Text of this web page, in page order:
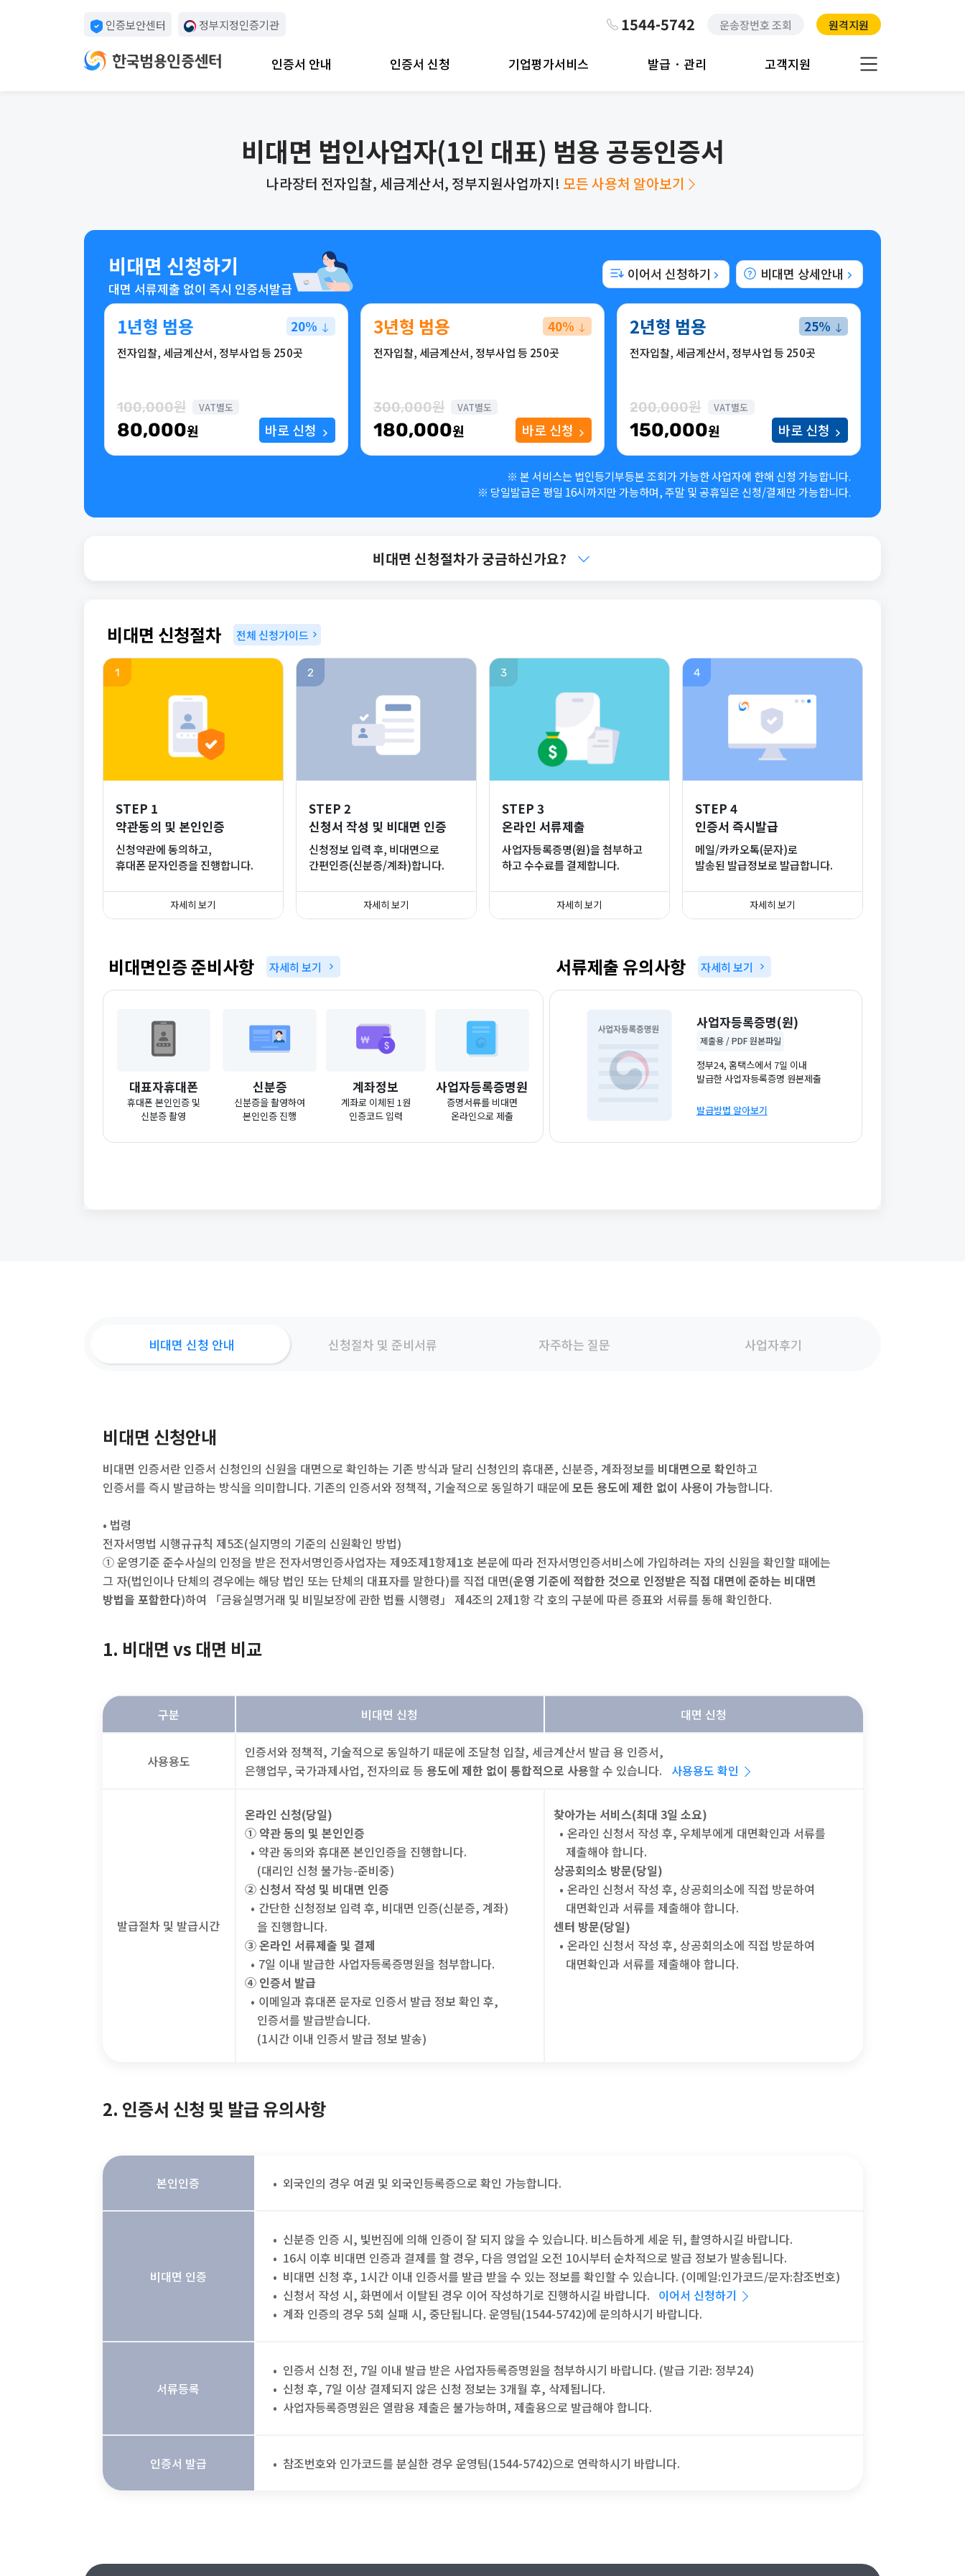
인증보안센터 정부지정인증기관 1544-5742 운송장번호 조회 원격지원
인증서 안내 인증서 신청 기업평가서비스 발급 · 관리 고객지원
비대면 법인사업자(1인 대표) 범용 공동인증서
나라장터 전자입찰, 세금계산서, 정부지원사업까지! 모든 사용처 알아보기
비대면 신청하기
대면 서류제출 없이 즉시 인증서발급
이어서 신청하기 비대면 상세안내
1년형 범용 20%
전자입찰, 세금계산서, 정부사업 등 250곳
100,000원 VAT별도
80,000원 바로 신청
3년형 범용 40%
전자입찰, 세금계산서, 정부사업 등 250곳
300,000원 VAT별도
180,000원 바로 신청
2년형 범용 25%
전자입찰, 세금계산서, 정부사업 등 250곳
200,000원 VAT별도
150,000원 바로 신청
※ 본 서비스는 법인등기부등본 조회가 가능한 사업자에 한해 신청 가능합니다.
※ 당일발급은 평일 16시까지만 가능하며,주말 및 공휴일은 신청/결제만 가능합니다.
비대면 신청절차가 궁금하신가요?
비대면 신청절차 전체 신청가이드
1
STEP 1
약관동의 및 본인인증
신청약관에 동의하고,
휴대폰 문자인증을 진행합니다.
자세히 보기
2
STEP 2
신청서 작성 및 비대면 인증
신청정보 입력 후, 비대면으로
간편인증(신분증/계좌)합니다.
자세히 보기
3
STEP 3
온라인 서류제출
사업자등록증명(원)을 첨부하고
하고 수수료를 결제합니다.
자세히 보기
4
STEP 4
인증서 즉시발급
메일/카카오톡(문자)로
발송된 발급정보로 발급합니다.
자세히 보기
비대면인증 준비사항 자세히 보기
대표자휴대폰
휴대폰 본인인증 및
신분증 촬영
신분증
신분증을 촬영하여
본인인증 진행
계좌정보
계좌로 이체된 1원
인증코드 입력
사업자등록증명원
증명서류를 비대면
온라인으로 제출
서류제출 유의사항 자세히 보기
사업자등록증명(원)
제출용 / PDF 원본파일
정부24, 홈택스에서 7일 이내
발급한 사업자등록증명 원본제출
발급방법 알아보기
비대면 신청 안내 신청절차 및 준비서류 자주하는 질문 사업자후기
비대면 신청안내
비대면 인증서란 인증서 신청인의 신원을 대면으로 확인하는 기존 방식과 달리 신청인의 휴대폰, 신분증, 계좌정보를 비대면으로 확인하고
인증서를 즉시 발급하는 방식을 의미합니다. 기존의 인증서와 정책적, 기술적으로 동일하기 때문에 모든 용도에 제한 없이 사용이 가능합니다.
• 법령
전자서명법 시행규규칙 제5조(실지명의 기준의 신원확인 방법)
① 운영기준 준수사실의 인정을 받은 전자서명인증사업자는 제9조제1항제1호 본문에 따라 전자서명인증서비스에 가입하려는 자의 신원을 확인할 때에는
그 자(법인이나 단체의 경우에는 해당 법인 또는 단체의 대표자를 말한다)를 직접 대면(운영 기준에 적합한 것으로 인정받은 직접 대면에 준하는 비대면
방법을 포함한다)하여 「금융실명거래 및 비밀보장에 관한 법률 시행령」 제4조의 2제1항 각 호의 구분에 따른 증표와 서류를 통해 확인한다.
1. 비대면 vs 대면 비교
구분 비대면 신청 대면 신청
사용용도
인증서와 정책적, 기술적으로 동일하기 때문에 조달청 입찰, 세금계산서 발급 용 인증서,
은행업무, 국가과제사업, 전자의료 등용도에 제한 없이 통합적으로 사용할 수 있습니다. 사용용도 확인
발급절차 및 발급시간
온라인 신청(당일)
① 약관 동의 및 본인인증
• 약관 동의와 휴대폰 본인인증을 진행합니다.
(대리인 신청 불가능-준비중)
② 신청서 작성 및 비대면 인증
• 간단한 신청정보 입력 후, 비대면 인증(신분증, 계좌)
을 진행합니다.
③ 온라인 서류제출 및 결제
• 7일 이내 발급한 사업자등록증명원을 첨부합니다.
④ 인증서 발급
• 이메일과 휴대폰 문자로 인증서 발급 정보 확인 후,
인증서를 발급받습니다.
(1시간 이내 인증서 발급 정보 발송)
찾아가는 서비스(최대 3일 소요)
• 온라인 신청서 작성 후, 우체부에게 대면확인과 서류를
제출해야 합니다.
상공회의소 방문(당일)
• 온라인 신청서 작성 후, 상공회의소에 직접 방문하여
대면확인과 서류를 제출해야 합니다.
센터 방문(당일)
• 온라인 신청서 작성 후, 상공회의소에 직접 방문하여
대면확인과 서류를 제출해야 합니다.
2. 인증서 신청 및 발급 유의사항
본인인증 외국인의 경우 여권 및 외국인등록증으로 확인 가능합니다.
비대면 인증
신분증 인증 시, 빛번짐에 의해 인증이 잘 되지 않을 수 있습니다. 비스듬하게 세운 뒤, 촬영하시길 바랍니다.
16시 이후 비대면 인증과 결제를 할 경우, 다음 영업일 오전 10시부터 순차적으로 발급 정보가 발송됩니다.
비대면 신청 후, 1시간 이내 인증서를 발급 받을 수 있는 정보를 확인할 수 있습니다. (이메일:인가코드/문자:참조번호)
신청서 작성 시, 화면에서 이탈된 경우 이어 작성하기로 진행하시길 바랍니다. 이어서 신청하기
계좌 인증의 경우 5회 실패 시, 중단됩니다. 운영팀(1544-5742)에 문의하시기 바랍니다.
서류등록
인증서 신청 전, 7일 이내 발급 받은 사업자등록증명원을 첨부하시기 바랍니다. (발급 기관: 정부24)
신청 후, 7일 이상 결제되지 않은 신청 정보는 3개월 후, 삭제됩니다.
사업자등록증명원은 열람용 제출은 불가능하며, 제출용으로 발급해야 합니다.
인증서 발급 참조번호와 인가코드를 분실한 경우 운영팀(1544-5742)으로 연락하시기 바랍니다.